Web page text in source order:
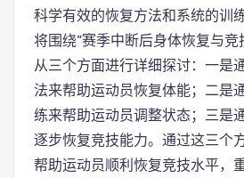
科学有效的恢复方法和系统的训
将围绕“赛季中断后身体恢复与竞
从三个方面进行详细探讨：一是
法来帮助运动员恢复体能；二是
练来帮助运动员调整状态；三是
逐步恢复竞技能力。通过这三个
帮助运动员顺利恢复竞技水平，